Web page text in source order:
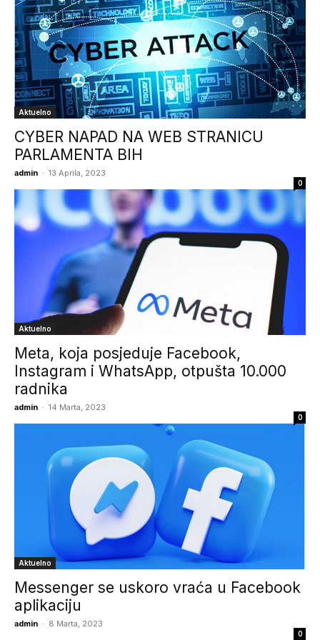
Aktuelno
CYBER NAPAD NA WEB STRANICU
PARLAMENTA BIH
admin - 13 Aprila, 2023
0
Aktuelno
Meta, koja posjeduje Facebook,
Instagram i WhatsApp, otpušta 10.000
radnika
admin - 14 Marta, 2023
0
Aktuelno
Messenger se uskoro vraća u Facebook
aplikaciju
admin - 8 Marta, 2023
0